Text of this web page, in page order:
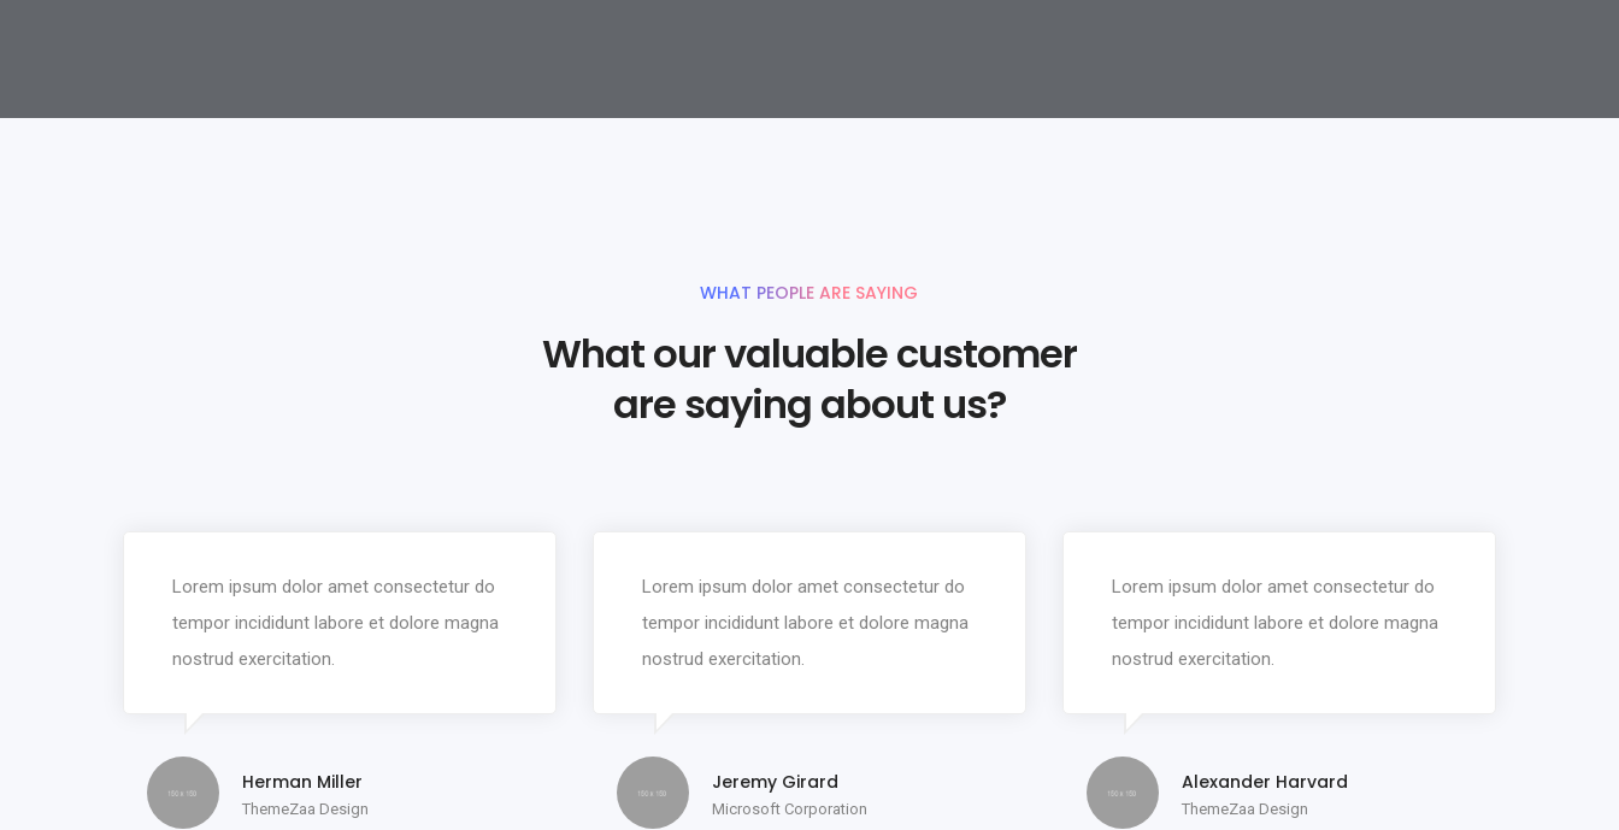
WHAT PEOPLE ARE SAYING
What our valuable customer
are saying about us?
Lorem ipsum dolor amet consectetur do
tempor incididunt labore et dolore magna
nostrud exercitation.
Herman Miller
ThemeZaa Design
Lorem ipsum dolor amet consectetur do
tempor incididunt labore et dolore magna
nostrud exercitation.
Jeremy Girard
Microsoft Corporation
Lorem ipsum dolor amet consectetur do
tempor incididunt labore et dolore magna
nostrud exercitation.
Alexander Harvard
ThemeZaa Design